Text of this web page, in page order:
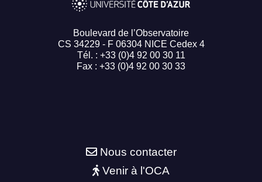
Boulevard de l’Observatoire
CS 34229 - F 06304 NICE Cedex 4
Tél. : +33 (0)4 92 00 30 11
Fax : +33 (0)4 92 00 30 33
Nous contacter
Venir à l'OCA